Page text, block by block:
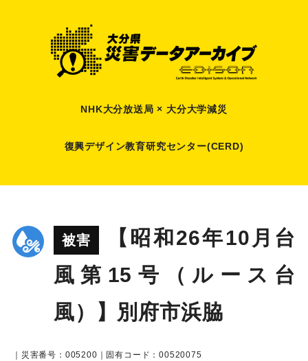
NHK大分放送局 × 大分大学減災
復興デザイン教育研究センター(CERD)
被害
【昭和26年10月台
風第15号（ルース台
風）】別府市浜脇
｜災害番号：005200｜固有コード：00520075